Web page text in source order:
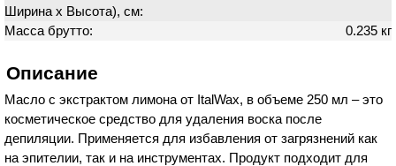
Ширина х Высота), см:
Масса брутто: 0.235 кг
Описание
Масло с экстрактом лимона от ItalWax, в объеме 250 мл – это
косметическое средство для удаления воска после
депиляции. Применяется для избавления от загрязнений как
на эпителии, так и на инструментах. Продукт подходит для